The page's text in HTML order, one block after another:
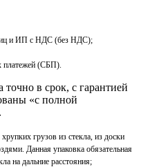
и ИП с НДС (без НДС);
платежей (СБП).
точно в срок, с гарантией
«с полной
грузов из стекла, из доски
Данная упаковка обязательная
на дальние расстояния;